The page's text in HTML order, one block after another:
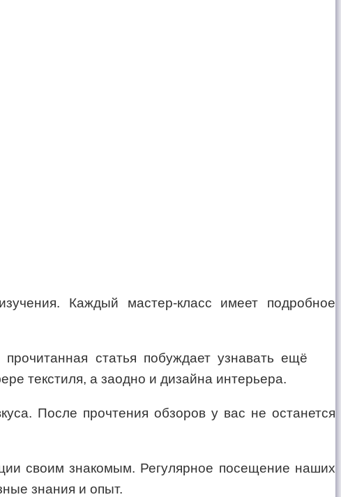
Каждый мастер-класс имеет подробное
статья побуждает узнавать ещё
текстиля, а заодно и дизайна интерьера.
После прочтения обзоров у вас не останется
своим знакомым. Регулярное посещение наших
знания и опыт.